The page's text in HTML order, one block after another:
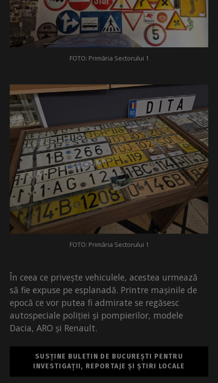
FOTO: Primăria Sectorului 1
FOTO: Primăria Sectorului 1
În ceea ce privește vehiculele, acestea urmează
să fie expuse pe esplanadă. Printre mașinile de
epocă ce vor putea fi admirate se regăsesc
autospeciale poliției și pompierilor, modele
Dacia, ARO și Renault.
SUSȚINE BULETIN DE BUCUREȘTI PENTRU
INVESTIGAȚII, REPORTAJE ȘI ȘTIRI LOCALE